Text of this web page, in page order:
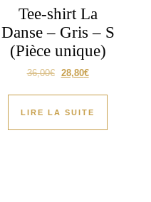
Tee-shirt La
Danse – Gris – S
(Pièce unique)
36,00€ 28,80€
LIRE LA SUITE